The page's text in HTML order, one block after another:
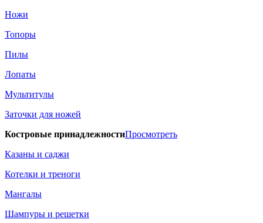
Ножи
Топоры
Пилы
Лопаты
Мультитулы
Заточки для ножей
Костровые принадлежностиПросмотреть
Казаны и саджи
Котелки и треноги
Мангалы
Шампуры и решетки